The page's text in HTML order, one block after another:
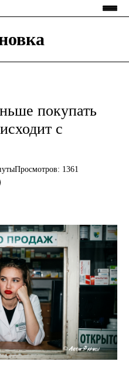
покупать
с
Просмотров: 1361